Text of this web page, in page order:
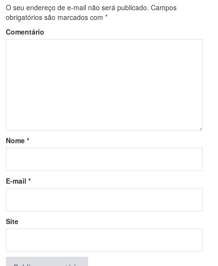
O seu endereço de e-mail não será publicado. Campos
obrigatórios são marcados com *
Comentário
Nome *
E-mail *
Site